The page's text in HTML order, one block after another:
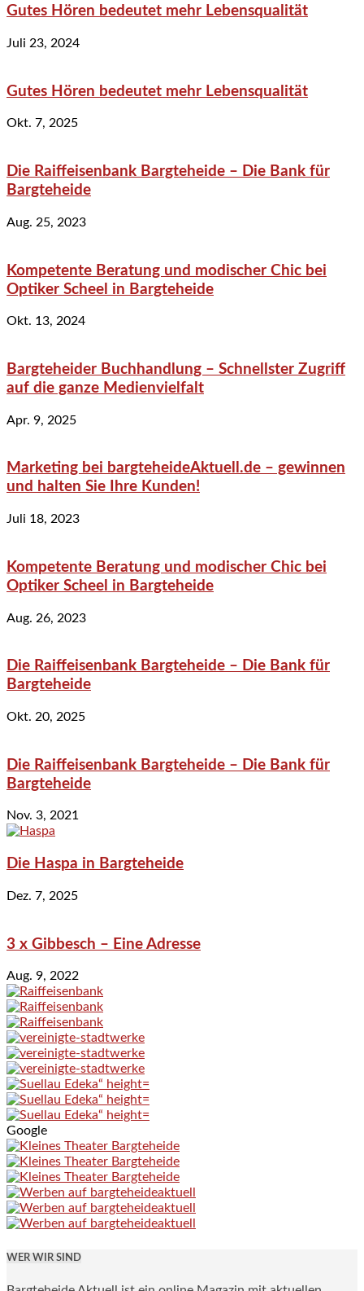
Gutes Hören bedeutet mehr Lebensqualität
Juli 23, 2024
Gutes Hören bedeutet mehr Lebensqualität
Okt. 7, 2025
Die Raiffeisenbank Bargteheide – Die Bank für
Bargteheide
Aug. 25, 2023
Kompetente Beratung und modischer Chic bei
Optiker Scheel in Bargteheide
Okt. 13, 2024
Bargteheider Buchhandlung – Schnellster Zugriff
auf die ganze Medienvielfalt
Apr. 9, 2025
Marketing bei bargteheideAktuell.de – gewinnen
und halten Sie Ihre Kunden!
Juli 18, 2023
Kompetente Beratung und modischer Chic bei
Optiker Scheel in Bargteheide
Aug. 26, 2023
Die Raiffeisenbank Bargteheide – Die Bank für
Bargteheide
Okt. 20, 2025
Die Raiffeisenbank Bargteheide – Die Bank für
Bargteheide
Nov. 3, 2021
Die Haspa in Bargteheide
Dez. 7, 2025
3 x Gibbesch – Eine Adresse
Aug. 9, 2022
Google
WER WIR SIND